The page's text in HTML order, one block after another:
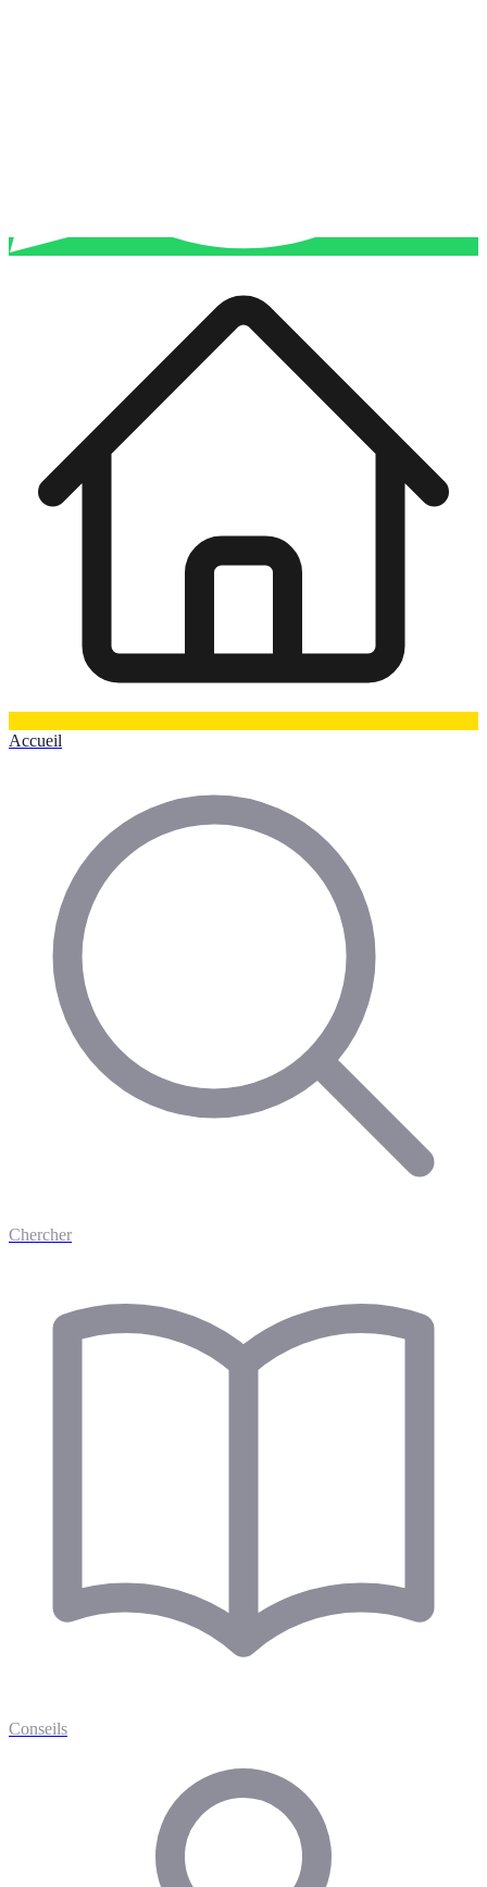
Accueil
Chercher
Conseils